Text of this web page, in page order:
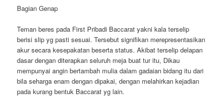
Bagian Genap
Teman beres pada First Pribadi Baccarat yakni kala terselip
berisi slip yg pasti sesuai. Tersebut signifikan merepresentasikan
akur secara kesepakatan beserta status. Akibat terselip delapan
dasar dengan diterapkan seluruh meja buat tur itu, Dikau
mempunyai angin bertambah mulia dalam gadaian bidang itu dari
bila seharga enam dengan dipakai, dengan melahirkan kejadian
pada kurang bentuk Baccarat yg lain.